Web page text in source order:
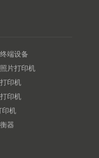
端设备
片打印机
印机
印机
印机
器